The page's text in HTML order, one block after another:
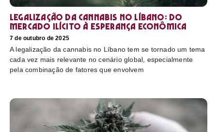
Legalização da cannabis no Líbano: do
mercado ilícito à esperança econômica
7 de outubro de 2025
A legalização da cannabis no Líbano tem se tornado um tema
cada vez mais relevante no cenário global, especialmente
pela combinação de fatores que envolvem